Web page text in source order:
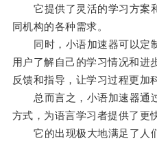
它提供了灵活的学习方案
同机构的各种需求。
同时，小语加速器可以定
用户了解自己的学习情况和进
反馈和指导，让学习过程更加
总而言之，小语加速器通
方式，为语言学习者提供了更
它的出现极大地满足了人